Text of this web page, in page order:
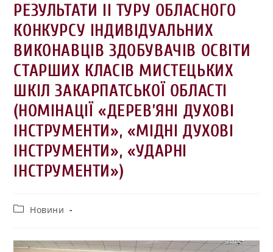
РЕЗУЛЬТАТИ ІІ ТУРУ ОБЛАСНОГО
КОНКУРСУ ІНДИВІДУАЛЬНИХ
ВИКОНАВЦІВ ЗДОБУВАЧІВ ОСВІТИ
СТАРШИХ КЛАСІВ МИСТЕЦЬКИХ
ШКІЛ ЗАКАРПАТСЬКОЇ ОБЛАСТІ
(НОМІНАЦІЇ «ДЕРЕВ’ЯНІ ДУХОВІ
ІНСТРУМЕНТИ», «МІДНІ ДУХОВІ
ІНСТРУМЕНТИ», «УДАРНІ
ІНСТРУМЕНТИ»)
Новини